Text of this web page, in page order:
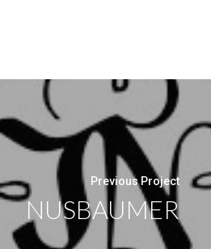
Previous Project
NUSBAUMER